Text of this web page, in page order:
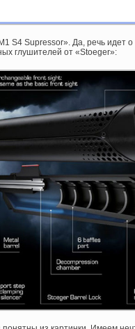
S4 Supressor». Да, речь идет
глушителей от «Stoeger»: